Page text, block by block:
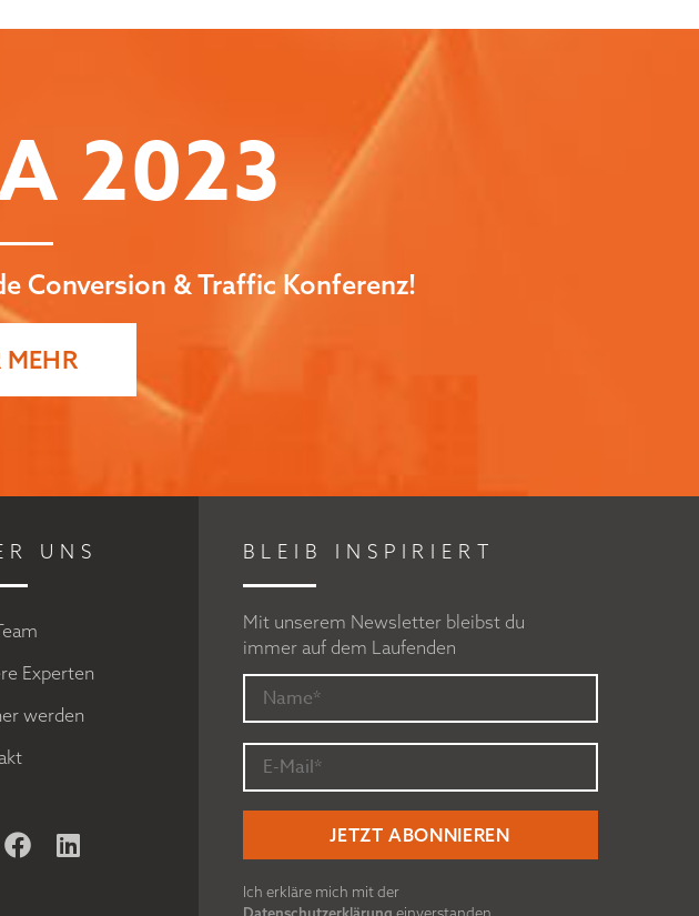
2023
Conversion & Traffic Konferenz!
MEHR
UNS
Experten
werden
BLEIB INSPIRIERT
Mit unserem Newsletter bleibst du
immer auf dem Laufenden
Ich erkläre mich mit der